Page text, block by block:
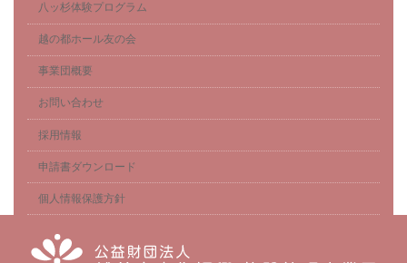
八ッ杉体験プログラム
越の都ホール友の会
事業団概要
お問い合わせ
採用情報
申請書ダウンロード
個人情報保護方針